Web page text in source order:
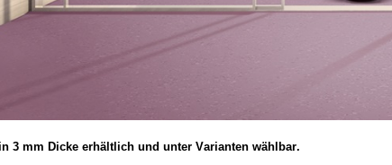
3 mm Dicke erhältlich und unter Varianten wählbar.